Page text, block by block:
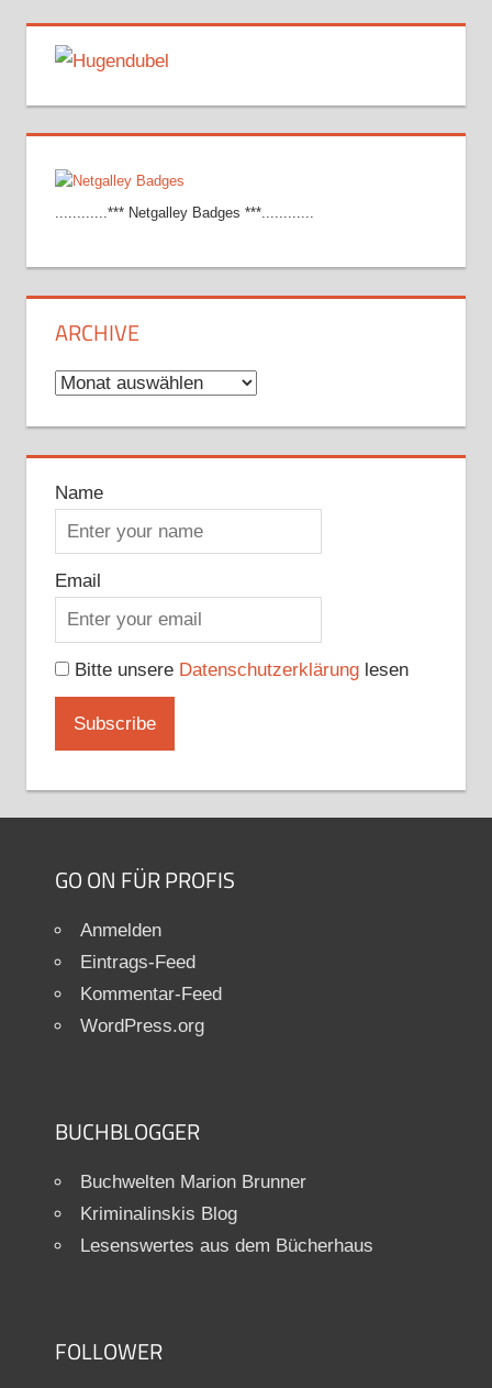
............*** Netgalley Badges ***............
ARCHIVE
Archive
Name
Email
Bitte unsere Datenschutzerklärunglesen
GO ON FÜR PROFIS
Anmelden
Eintrags-Feed
Kommentar-Feed
WordPress.org
BUCHBLOGGER
Buchwelten Marion Brunner
Kriminalinskis Blog
Lesenswertes aus dem Bücherhaus
FOLLOWER